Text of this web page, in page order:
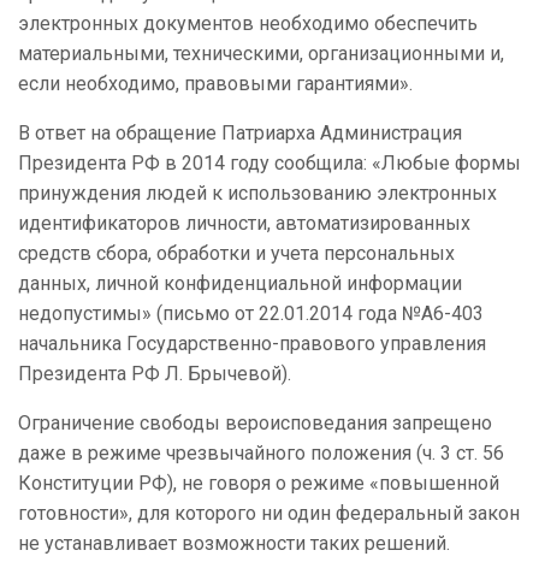
электронных документов необходимо обеспечить
материальными, техническими, организационными и,
если необходимо, правовыми гарантиями».
В ответ на обращение Патриарха Администрация
Президента РФ в 2014 году сообщила: «Любые формы
принуждения людей к использованию электронных
идентификаторов личности, автоматизированных
средств сбора, обработки и учета персональных
данных, личной конфиденциальной информации
недопустимы» (письмо от 22.01.2014 года №А6-403
начальника Государственно-правового управления
Президента РФ Л. Брычевой).
Ограничение свободы вероисповедания запрещено
даже в режиме чрезвычайного положения (ч. 3 ст. 56
Конституции РФ), не говоря о режиме «повышенной
готовности», для которого ни один федеральный закон
не устанавливает возможности таких решений.